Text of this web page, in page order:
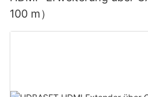
100 m）